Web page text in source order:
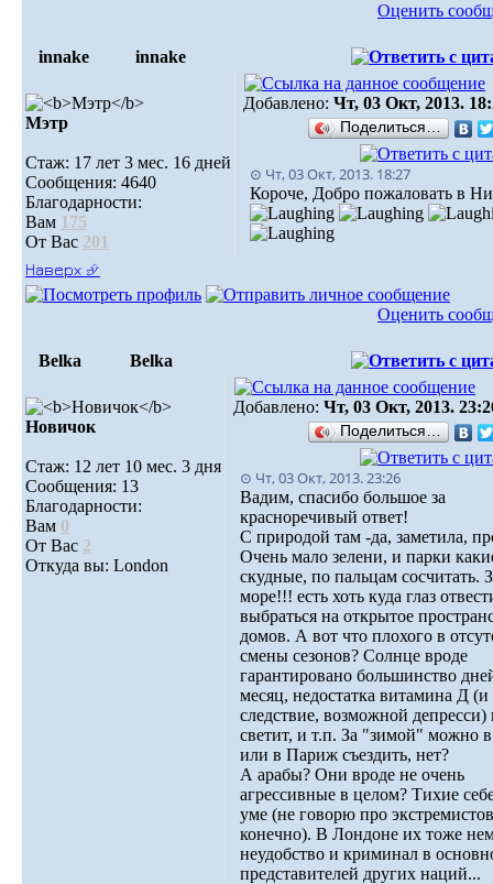
Оценить
innake innake
Мэтр
Стаж: 17 лет 3 мес. 16 дней
Сообщения: 4640
Благодарности:
Вам 175
От Вас 201
Добавлено: Чт, 03 Окт, 2013.
Поделиться…
⊙ Чт, 03 Окт, 2013. 18:27
Короче, Добро пожаловать в
Наверх ⮵
Оценить
Belka Belka
Новичок
Стаж: 12 лет 10 мес. 3 дня
Сообщения: 13
Благодарности:
Вам 0
От Вас 2
Откуда вы: London
Добавлено: Чт, 03 Окт, 2013.
Поделиться…
⊙ Чт, 03 Окт, 2013. 23:26
Вадим, спасибо большое за
красноречивый ответ!
С природой там -да, заметила,
Очень мало зелени, и парки
скудные, по пальцам сосчитать.
море!!! есть хоть куда глаз
выбраться на открытое
домов. А вот что плохого в
смены сезонов? Солнце вроде
гарантировано большинство
месяц, недостатка витамина Д (и
следствие, возможной депресси)
светит, и т.п. За "зимой" можно
или в Париж съездить, нет?
А арабы? Они вроде не очень
агрессивные в целом? Тихие
уме (не говорю про
конечно). В Лондоне их тоже
неудобство и криминал в
представителей других наций...